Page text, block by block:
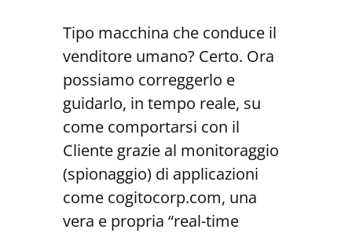
Tipo macchina che conduce il
venditore umano? Certo. Ora
possiamo correggerlo e
guidarlo, in tempo reale, su
come comportarsi con il
Cliente grazie al monitoraggio
(spionaggio) di applicazioni
come cogitocorp.com, una
vera e propria “real-time